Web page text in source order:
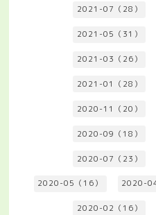
2021-07（28）
2021-05（31）
2021-03（26）
2021-01（28）
2020-11（20）
2020-09（18）
2020-07（23）
2020-05（16） 2020-04
2020-02（16）